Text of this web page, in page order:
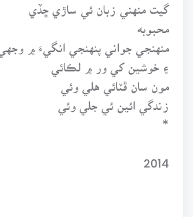
گيت منهني زبان ئي ساڙي ڇڏي
منهنجي جواني پنهنجي انگيءَ ۾ وجهي
۽ خوشين کي ور ۾ لڪائي
مون سان ڦٽائي هلي وئي
زندگي ائين ئي جلي وئي
*
2014